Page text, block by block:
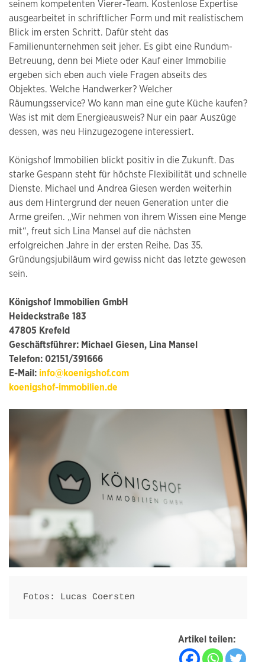
seinem kompetenten Vierer-Team. Kostenlose Expertise
ausgearbeitet in schriftlicher Form und mit realistischem
Blick im ersten Schritt. Dafür steht das
Familienunternehmen seit jeher. Es gibt eine Rundum-
Betreuung, denn bei Miete oder Kauf einer Immobilie
ergeben sich eben auch viele Fragen abseits des
Objektes. Welche Handwerker? Welcher
Räumungsservice? Wo kann man eine gute Küche kaufen?
Was ist mit dem Energieausweis? Nur ein paar Auszüge
dessen, was neu Hinzugezogene interessiert.
Königshof Immobilien blickt positiv in die Zukunft. Das
starke Gespann steht für höchste Flexibilität und schnelle
Dienste. Michael und Andrea Giesen werden weiterhin
aus dem Hintergrund der neuen Generation unter die
Arme greifen. „Wir nehmen von ihrem Wissen eine Menge
mit“, freut sich Lina Mansel auf die nächsten
erfolgreichen Jahre in der ersten Reihe. Das 35.
Gründungsjubiläum wird gewiss nicht das letzte gewesen
sein.
Königshof Immobilien GmbH
Heideckstraße 183
47805 Krefeld
Geschäftsführer: Michael Giesen, Lina Mansel
Telefon: 02151/391666
E-Mail: info@koenigshof.com
koenigshof-immobilien.de
Fotos: Lucas Coersten
Artikel teilen: